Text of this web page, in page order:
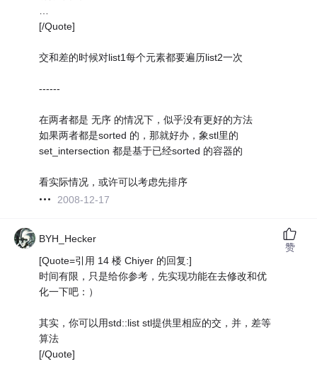
[/Quote]
交和差的时候对list1每个元素都要遍历list2一次
------
在两者都是 无序 的情况下，似乎没有更好的方法
如果两者都是sorted 的，那就好办，象stl里的
set_intersection 都是基于已经sorted 的容器的
看实际情况，或许可以考虑先排序
2008-12-17
BYH_Hecker
[Quote=引用 14 楼 Chiyer 的回复:]
时间有限，只是给你参考，先实现功能在去修改和优
化一下吧：）
其实，你可以用std::list stl提供里相应的交，并，差等
算法
[/Quote]
赞